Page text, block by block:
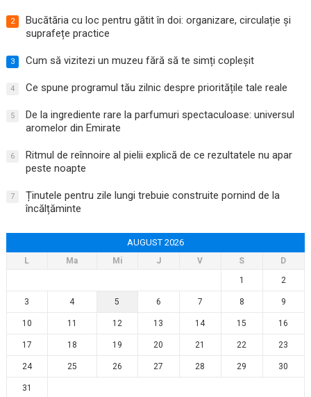
2
Bucătăria cu loc pentru gătit în doi: organizare, circulație și
suprafețe practice
3 Cum să vizitezi un muzeu fără să te simți copleșit
4 Ce spune programul tău zilnic despre prioritățile tale reale
5
De la ingrediente rare la parfumuri spectaculoase: universul
aromelor din Emirate
6
Ritmul de reînnoire al pielii explică de ce rezultatele nu apar
peste noapte
7
Ținutele pentru zile lungi trebuie construite pornind de la
încălțăminte
AUGUST 2026
L Ma Mi J V S
D
1
2
3 4 5 6 7 8 9
10 11 12 13 14 15 16
17 18 19 20 21 22 23
24 25 26 27 28 29 30
31